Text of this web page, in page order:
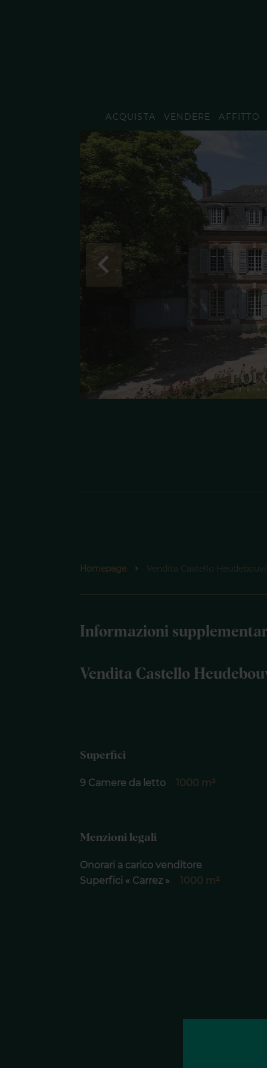
ACQUISTA VENDERE AFFITTO
Homepage Vendita Castello
Informazioni
Vendita Castello
Superfici
9 Camere da letto 1000 m²
Menzioni legali
Onorari a carico venditore
Superfici « Carrez »
1000 m²